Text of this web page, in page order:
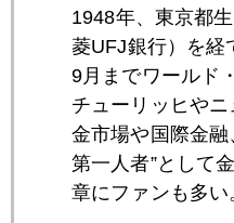
2026年02月17日
2026年02月13日
1948年、東京都
菱UFJ銀行）を経
9月までワールド
チューリッヒや
金市場や国際金
第一人者”として
章にファンも多い